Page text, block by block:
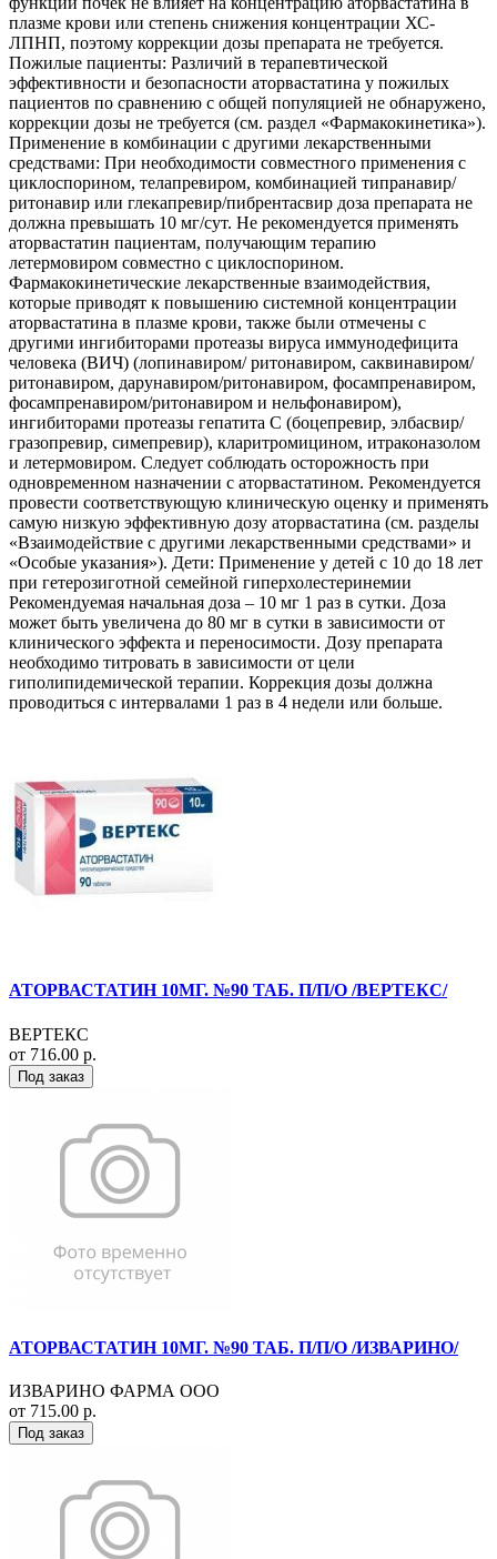
плазме крови или степень снижения концентрации ХС-
ЛПНП, поэтому коррекции дозы препарата не требуется.
Пожилые пациенты: Различий в терапевтической
эффективности и безопасности аторвастатина у пожилых
пациентов по сравнению с общей популяцией не обнаружено,
коррекции дозы не требуется (см. раздел «Фармакокинетика»).
Применение в комбинации с другими лекарственными
средствами: При необходимости совместного применения с
циклоспорином, телапревиром, комбинацией типранавир/
ритонавир или глекапревир/пибрентасвир доза препарата не
должна превышать 10 мг/сут. Не рекомендуется применять
аторвастатин пациентам, получающим терапию
летермовиром совместно с циклоспорином.
Фармакокинетические лекарственные взаимодействия,
которые приводят к повышению системной концентрации
аторвастатина в плазме крови, также были отмечены с
другими ингибиторами протеазы вируса иммунодефицита
человека (ВИЧ) (лопинавиром/ ритонавиром, саквинавиром/
ритонавиром, дарунавиром/ритонавиром, фосампренавиром,
фосампренавиром/ритонавиром и нельфонавиром),
ингибиторами протеазы гепатита С (боцепревир, элбасвир/
гразопревир, симепревир), кларитромицином, итраконазолом
и летермовиром. Следует соблюдать осторожность при
одновременном назначении с аторвастатином. Рекомендуется
провести соответствующую клиническую оценку и применять
самую низкую эффективную дозу аторвастатина (см. разделы
«Взаимодействие с другими лекарственными средствами» и
«Особые указания»). Дети: Применение у детей с 10 до 18 лет
при гетерозиготной семейной гиперхолестеринемии
Рекомендуемая начальная доза – 10 мг 1 раз в сутки. Доза
может быть увеличена до 80 мг в сутки в зависимости от
клинического эффекта и переносимости. Дозу препарата
необходимо титровать в зависимости от цели
гиполипидемической терапии. Коррекция дозы должна
проводиться с интервалами 1 раз в 4 недели или больше.
АТОРВАСТАТИН 10МГ. №90 ТАБ. П/П/О /ВЕРТЕКС/
ВЕРТЕКС
от 716.00 р.
Под заказ
АТОРВАСТАТИН 10МГ. №90 ТАБ. П/П/О /ИЗВАРИНО/
ИЗВАРИНО ФАРМА ООО
от 715.00 р.
Под заказ